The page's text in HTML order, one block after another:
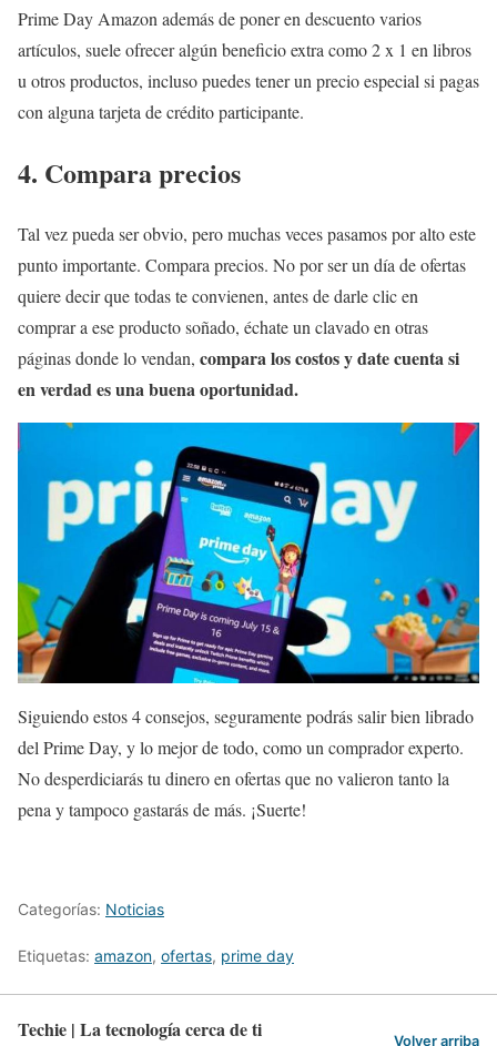
Prime Day Amazon además de poner en descuento varios
artículos, suele ofrecer algún beneficio extra como 2 x 1 en libros
u otros productos, incluso puedes tener un precio especial si pagas
con alguna tarjeta de crédito participante.
4. Compara precios
Tal vez pueda ser obvio, pero muchas veces pasamos por alto este
punto importante. Compara precios. No por ser un día de ofertas
quiere decir que todas te convienen, antes de darle clic en
comprar a ese producto soñado, échate un clavado en otras
páginas donde lo vendan, compara los costos y date cuenta si
en verdad es una buena oportunidad.
Siguiendo estos 4 consejos, seguramente podrás salir bien librado
del Prime Day, y lo mejor de todo, como un comprador experto.
No desperdiciarás tu dinero en ofertas que no valieron tanto la
pena y tampoco gastarás de más. ¡Suerte!
Categorías: Noticias
Etiquetas: amazon, ofertas, prime day
Techie | La tecnología cerca de ti Volver arriba